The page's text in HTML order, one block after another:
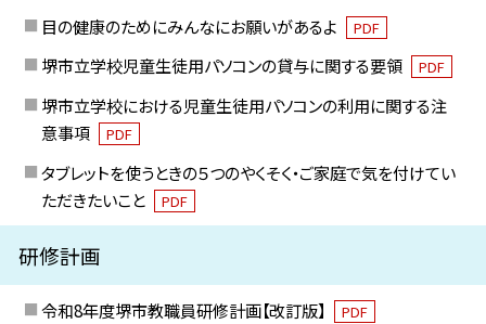
目の健康のためにみんなにお願いがあるよ PDF
堺市立学校児童生徒用パソコンの貸与に関する要領 PDF
堺市立学校における児童生徒用パソコンの利用に関する注
意事項
PDF
タブレットを使うときの５つのやくそく・ご家庭で気を付けてい
ただきたいこと
PDF
研修計画
令和8年度堺市教職員研修計画【改訂版】 PDF